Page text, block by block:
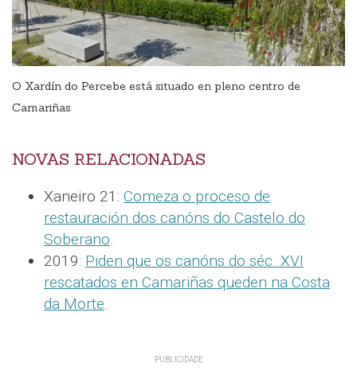
O Xardín do Percebe está situado en pleno centro de
Camariñas
NOVAS RELACIONADAS
Xaneiro 21: Comeza o proceso de
restauración dos canóns do Castelo do
Soberano.
2019: Piden que os canóns do séc. XVI
rescatados en Camariñas queden na Costa
da Morte.